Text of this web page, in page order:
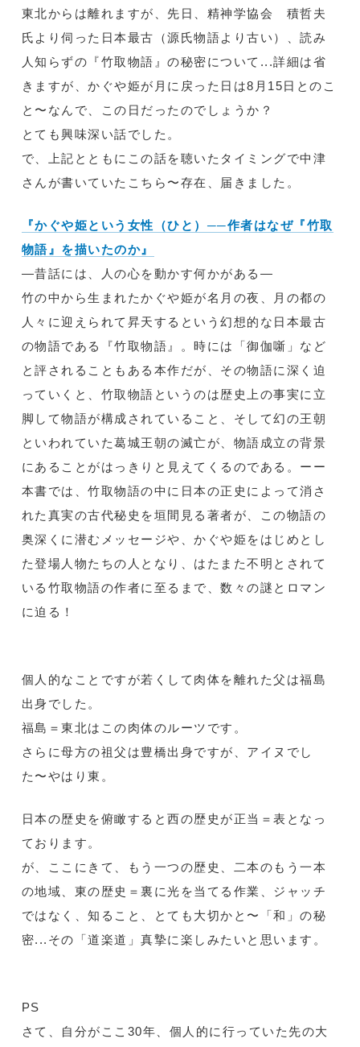
東北からは離れますが、先日、精神学協会 積哲夫
氏より伺った日本最古（源氏物語より古い）、読み
人知らずの『竹取物語』の秘密について...詳細は省
きますが、かぐや姫が月に戻った日は8月15日とのこ
と〜なんで、この日だったのでしょうか？
とても興味深い話でした。
で、上記とともにこの話を聴いたタイミングで中津
さんが書いていたこちら〜存在、届きました。
『かぐや姫という女性（ひと）──作者はなぜ『竹取
物語』を描いたのか』
―昔話には、人の心を動かす何かがある―
竹の中から生まれたかぐや姫が名月の夜、月の都の
人々に迎えられて昇天するという幻想的な日本最古
の物語である『竹取物語』。時には「御伽噺」など
と評されることもある本作だが、その物語に深く迫
っていくと、竹取物語というのは歴史上の事実に立
脚して物語が構成されていること、そして幻の王朝
といわれていた葛城王朝の滅亡が、物語成立の背景
にあることがはっきりと見えてくるのである。ーー
本書では、竹取物語の中に日本の正史によって消さ
れた真実の古代秘史を垣間見る著者が、この物語の
奥深くに潜むメッセージや、かぐや姫をはじめとし
た登場人物たちの人となり、はたまた不明とされて
いる竹取物語の作者に至るまで、数々の謎とロマン
に迫る！
個人的なことですが若くして肉体を離れた父は福島
出身でした。
福島＝東北はこの肉体のルーツです。
さらに母方の祖父は豊橋出身ですが、アイヌでし
た〜やはり東。
日本の歴史を俯瞰すると西の歴史が正当＝表となっ
ております。
が、ここにきて、もう一つの歴史、二本のもう一本
の地域、東の歴史＝裏に光を当てる作業、ジャッチ
ではなく、知ること、とても大切かと〜「和」の秘
密...その「道楽道」真摯に楽しみたいと思います。
PS
さて、自分がここ30年、個人的に行っていた先の大